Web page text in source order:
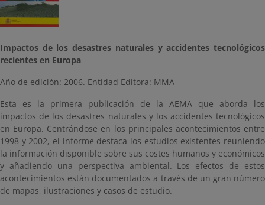
Impactos de los desastres naturales y accidentes tecnológicos
recientes en Europa
Año de edición: 2006. Entidad Editora: MMA
Esta es la primera publicación de la AEMA que aborda los
impactos de los desastres naturales y los accidentes tecnológicos
en Europa. Centrándose en los principales acontecimientos entre
1998 y 2002, el informe destaca los estudios existentes reuniendo
la información disponible sobre sus costes humanos y económicos
y añadiendo una perspectiva ambiental. Los efectos de estos
acontecimientos están documentados a través de un gran número
de mapas, ilustraciones y casos de estudio.